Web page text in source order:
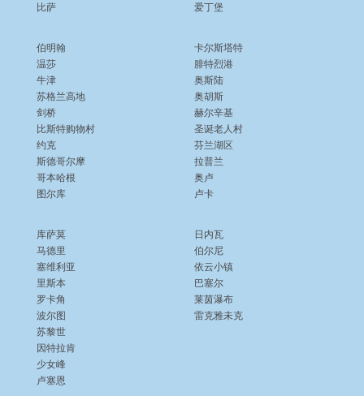
比萨
爱丁堡
伯明翰
温莎
牛津
苏格兰高地
剑桥
比斯特购物村
约克
斯德哥尔摩
哥本哈根
图尔库
卡尔斯塔特
腓特烈港
奥斯陆
奥胡斯
赫尔辛基
圣诞老人村
芬兰湖区
拉普兰
奥卢
卢卡
库萨莫
马德里
塞维利亚
里斯本
罗卡角
波尔图
苏黎世
因特拉肯
少女峰
卢塞恩
日内瓦
伯尔尼
依云小镇
巴塞尔
莱茵瀑布
雷克雅未克